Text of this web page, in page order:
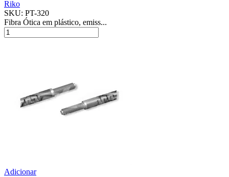
Riko
SKU: PT-320
Fibra Ótica em plástico, emiss...
Adicionar